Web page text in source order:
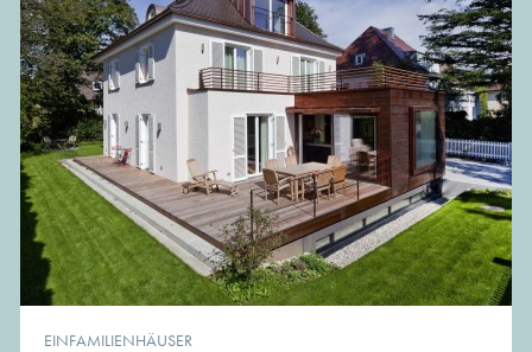
EINFAMILIENHÄUSER